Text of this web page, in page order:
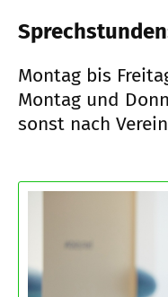
Montag bis
Montag und
sonst nach